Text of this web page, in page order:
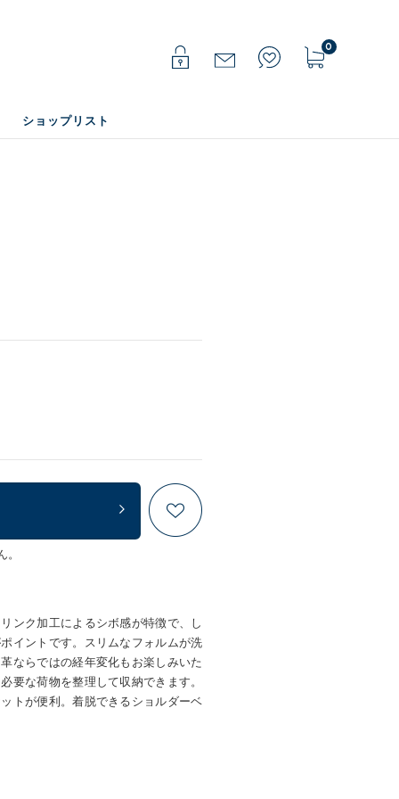
0
ショップリスト
ンク加工によるシボ感が特徴で、し
イントです。スリムなフォルムが洗
ならではの経年変化もお楽しみいた
要な荷物を整理して収納できます。
トが便利。着脱できるショルダーベ